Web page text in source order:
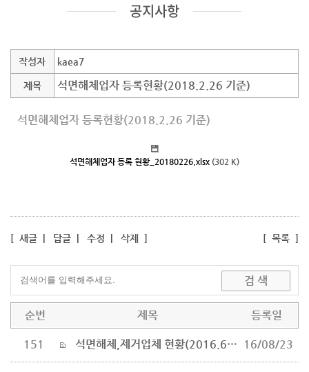
공지사항
작성자 kaea7
제목 석면해체업자 등록현황(2018.2.26 기준)
석면해체업자 등록현황(2018.2.26 기준)
석면해체업자 등록 현황_20180226.xlsx(302 K)
[ 새글| 답글| 수정 삭제 ] [ 목록]
순번 제목 등록일
151 석면해체,제거업체 현황(2016.6.17) 16/08/23